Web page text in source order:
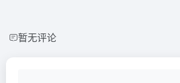
暂无评论